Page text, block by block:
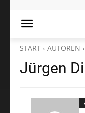
START AUTOREN
Jürgen